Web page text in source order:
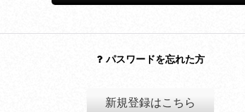
パスワードを忘れた方
新規登録はこちら